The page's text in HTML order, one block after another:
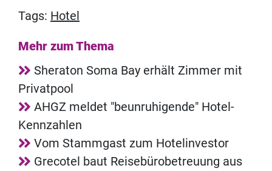
Tags: Hotel
Mehr zum Thema
Sheraton Soma Bay erhält Zimmer mit
Privatpool
AHGZ meldet "beunruhigende" Hotel-
Kennzahlen
Vom Stammgast zum Hotelinvestor
Grecotel baut Reisebürobetreuung aus